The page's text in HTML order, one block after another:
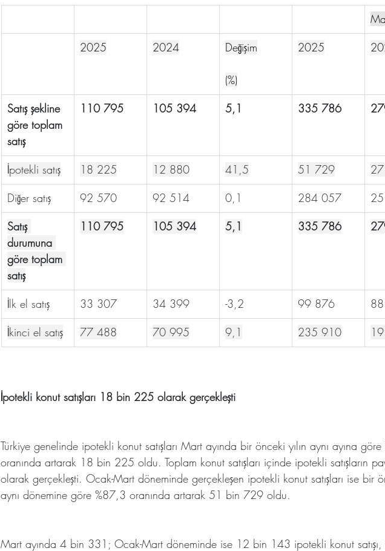
2025
2024 Değişim
(%)
2025
Satış şekline
göre toplam
satış
110 795 105 394 5,1 335 786
İpotekli satış 18 225 12 880 41,5 51 729
Diğer satış
92 570 92 514 0,1 284 057
Satış
durumuna
göre toplam
satış
110 795 105 394 5,1 335 786
İlk el satış 33 307 34 399 -3,2 99 876
İkinci el satış
77 488 70 995 9,1 235 910
İpotekli konut satışları 18 bin 225 olarak gerçekleşti
Türkiye genelinde ipotekli konut satışları Mart ayında bir önceki yılın aynı ayına
oranında artarak 18 bin 225 oldu. Toplam konut satışları içinde ipotekli satışların
olarak gerçekleşti. Ocak-Mart döneminde gerçekleşen ipotekli konut satışları ise bir
aynı dönemine göre %87,3 oranında artarak 51 bin 729 oldu.
Mart ayında 4 bin 331; Ocak-Mart döneminde ise 12 bin 143 ipotekli konut